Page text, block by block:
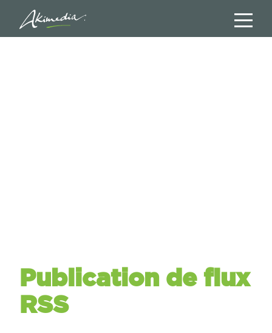
Publication de flux
RSS